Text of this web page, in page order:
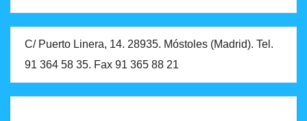
C/ Puerto Linera, 14. 28935. Móstoles (Madrid). Tel.
91 364 58 35. Fax 91 365 88 21